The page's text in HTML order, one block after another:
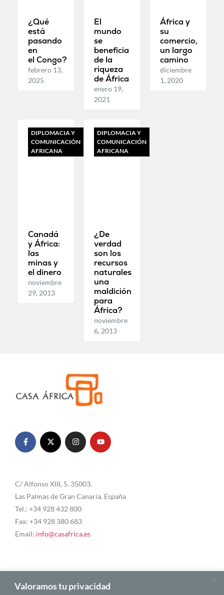
Valoramos tu privacidad
¿Qué
está
pasando
en
el Congo?
febrero 13,
2025
El
mundo
se
beneficia
de la
riqueza
de África
enero 19,
2021
África y
su
comercio,
un largo
camino
diciembre
1, 2020
DIPLOMACIA Y
COMUNICACIÓN
AFRICANA
Canadá
y África:
las
minas y
el dinero
noviembre
29, 2013
DIPLOMACIA Y
COMUNICACIÓN
AFRICANA
¿De
verdad
son los
recursos
naturales
una
maldición
para
África?
noviembre
6, 2013
C/ Alfonso XIII, 5. 35003.
Las Palmas de Gran Canaria. España
Tel.: +34 928 432 800
Fax: +34 928 380 683
Email: info@casafrica.es
Blog